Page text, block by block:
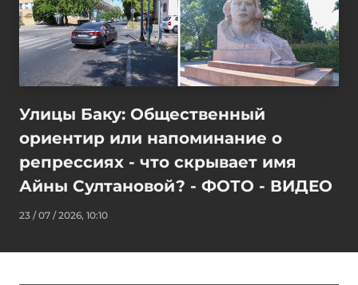
Улицы Баку: Общественный
ориентир или напоминание о
репрессиях - что скрывает имя
Айны Султановой? - ФОТО - ВИДЕО
23 / 07 / 2026, 10:10